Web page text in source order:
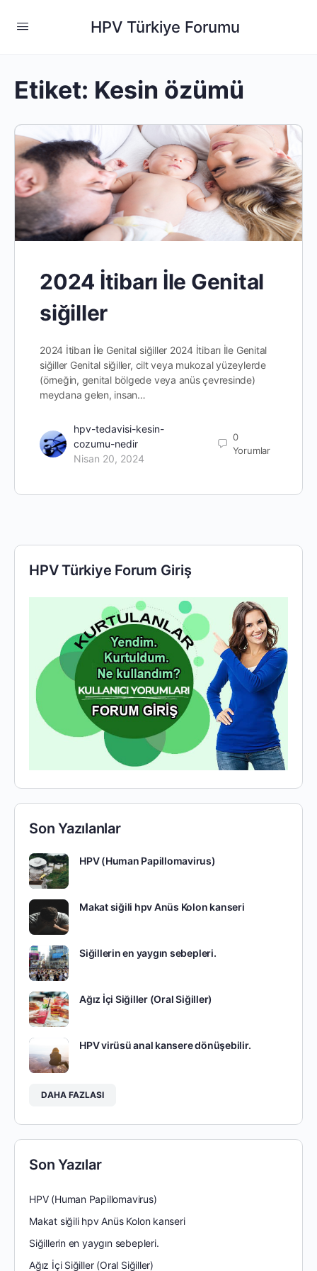
HPV Türkiye Forumu
Etiket: Kesin özümü
2024 İtibarı İle Genital
siğiller
2024 İtibarı İle Genital siğiller 2024 İtibarı İle Genital
siğiller Genital siğiller, cilt veya mukozal yüzeylerde
(örneğin, genital bölgede veya anüs çevresinde)
meydana gelen, insan…
hpv-tedavisi-kesin-
cozumu-nedir
Nisan 20, 2024
0
Yorumlar
HPV Türkiye Forum Giriş
Son Yazılanlar
HPV (Human Papillomavirus)
Makat siğili hpv Anüs Kolon kanseri
Siğillerin en yaygın sebepleri.
Ağız İçi Siğiller (Oral Siğiller)
HPV virüsü anal kansere dönüşebilir.
DAHA FAZLASI
Son Yazılar
HPV (Human Papillomavirus)
Makat siğili hpv Anüs Kolon kanseri
Siğillerin en yaygın sebepleri.
Ağız İçi Siğiller (Oral Siğiller)